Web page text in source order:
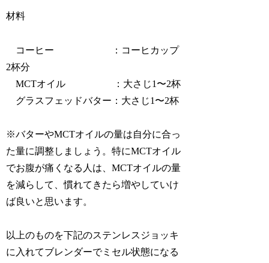
材料
コーヒー ：コーヒカップ
2杯分
MCTオイル ：大さじ1〜2杯
グラスフェッドバター：大さじ1〜2杯
※バターやMCTオイルの量は自分に合っ
た量に調整しましょう。特にMCTオイル
でお腹が痛くなる人は、MCTオイルの量
を減らして、慣れてきたら増やしていけ
ば良いと思います。
以上のものを下記のステンレスジョッキ
に入れてブレンダーでミセル状態になる